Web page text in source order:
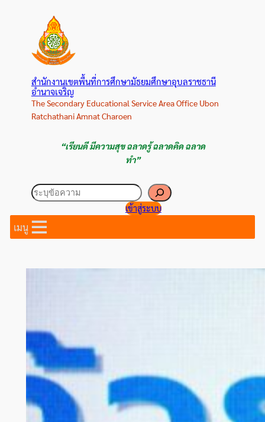
สำนักงานเขตพื้นที่การศึกษามัธยมศึกษาอุบลราชธานี
อำนาจเจริญ
The Secondary Educational Service Area Office Ubon
Ratchathani Amnat Charoen
“เรียนดี มีความสุข ฉลาดรู้ ฉลาดคิด ฉลาด
ทำ”
ค้นหา
เข้าสู่ระบบ
เมนู